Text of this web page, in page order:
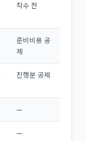
착수 전
준비비용 공
제
진행분 공제
—
—